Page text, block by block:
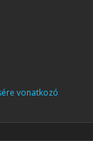
vonatkozó